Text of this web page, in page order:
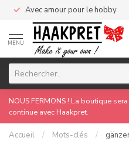
Avec amour pour le hobby
MENU
NOUS FERMONS ! La boutique
continue avec Haakpret.
Accueil / Mots-clés /